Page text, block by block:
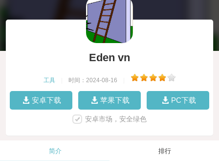
Eden vn
工具 时间：2024-08-16
安卓下载 苹果下载 PC下载
安卓市场，安全绿色
简介 排行